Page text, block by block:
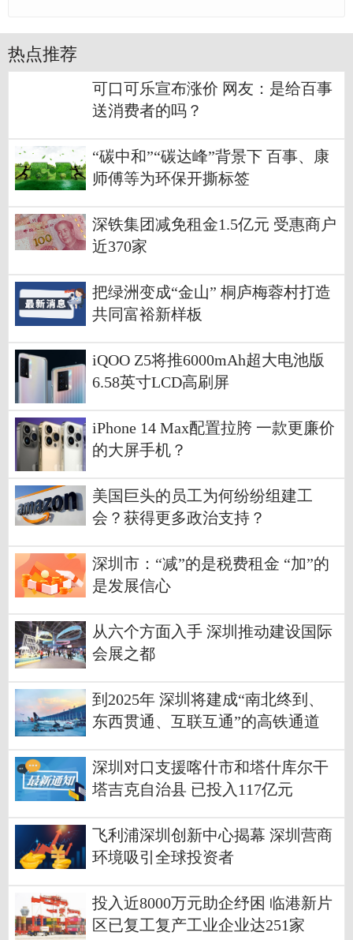
热点推荐
可口可乐宣布涨价 网友：是给百事
送消费者的吗？
“碳中和”“碳达峰”背景下 百事、康
师傅等为环保开撕标签
深铁集团减免租金1.5亿元 受惠商户
近370家
把绿洲变成“金山” 桐庐梅蓉村打造
共同富裕新样板
iQOO Z5将推6000mAh超大电池版
6.58英寸LCD高刷屏
iPhone 14 Max配置拉胯 一款更廉价
的大屏手机？
美国巨头的员工为何纷纷组建工
会？获得更多政治支持？
深圳市：“减”的是税费租金 “加”的
是发展信心
从六个方面入手 深圳推动建设国际
会展之都
到2025年 深圳将建成“南北终到、
东西贯通、互联互通”的高铁通道
深圳对口支援喀什市和塔什库尔干
塔吉克自治县 已投入117亿元
飞利浦深圳创新中心揭幕 深圳营商
环境吸引全球投资者
投入近8000万元助企纾困 临港新片
区已复工复产工业企业达251家